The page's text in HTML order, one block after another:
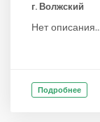
г. Волжский
Нет
Подробнее